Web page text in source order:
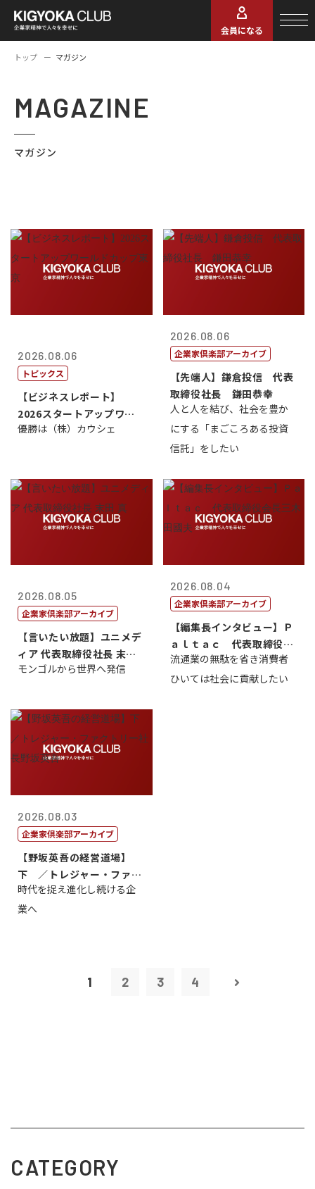
会員になる
トップ マガジン
MAGAZINE
マガジン
2026.08.06
トピックス
【ビジネスレポート】
2026スタートアップワー
ルドカップ東京
優勝は（株）カウシェ
2026.08.06
企業家倶楽部アーカイブ
【先端人】鎌倉投信 代表
取締役社長 鎌田恭幸
人と人を結び、社会を豊か
にする「まごころある投資
信託」をしたい
2026.08.05
企業家倶楽部アーカイブ
【言いたい放題】ユニメデ
ィア 代表取締役社長 末田
真
モンゴルから世界へ発信
2026.08.04
企業家倶楽部アーカイブ
【編集長インタビュー】Ｐ
ａｌｔａｃ 代表取締役会
長三木田國夫
流通業の無駄を省き消費者
ひいては社会に貢献したい
2026.08.03
企業家倶楽部アーカイブ
【野坂英吾の経営道場】
下 ／トレジャー・ファク
トリー社長野坂...
時代を捉え進化し続ける企
業へ
1 2 3 4
CATEGORY